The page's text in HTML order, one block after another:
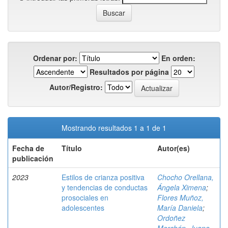
Ordenar por:
En orden:
Resultados por página
Autor/Registro:
Mostrando resultados 1 a 1 de 1
Fecha de
publicación
Título Autor(es)
2023
Estilos de crianza positiva
y tendencias de conductas
prosociales en
adolescentes
Chocho Orellana,
Ángela Ximena;
Flores Muñoz,
María Daniela;
Ordoñez